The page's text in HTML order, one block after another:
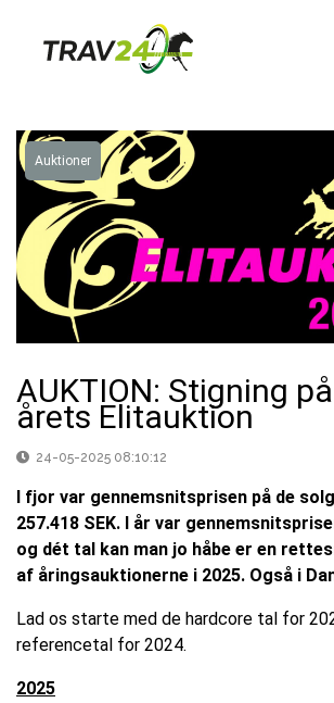
Auktioner
AUKTION: Stigning
årets Elitauktion
24-05-2025 08:10:12
I fjor var gennemsnitsprisen på de
257.418 SEK. I år var
og dét tal kan man jo håbe er en
af åringsauktionerne i 2025. Også i
Lad os starte med de hardcore tal for
referencetal for 2024.
2025